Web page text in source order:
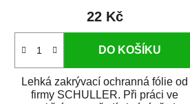
22 Kč
DO KOŠÍKU
Lehká zakrývací ochranná fólie od
firmy SCHULLER. Při práci ve